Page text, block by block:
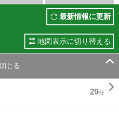
最新情報に更新
地図表示に切り替える
閉じる 
29分 